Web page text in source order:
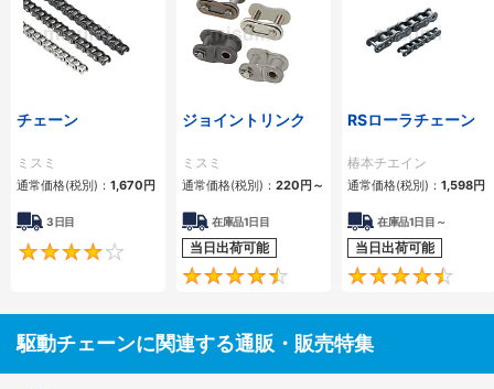
チェーン
ミスミ
通常価格(税別)： 1,670円
3日目
4.2
ジョイントリンク
ミスミ
通常価格(税別)： 220円～
在庫品1日目
当日出荷可能
4.5
RSローラチェーン
椿本チエイン
通常価格(税別)： 1,598円
在庫品1日目～
当日出荷可能
駆動チェーンに関連する通販・販売特集